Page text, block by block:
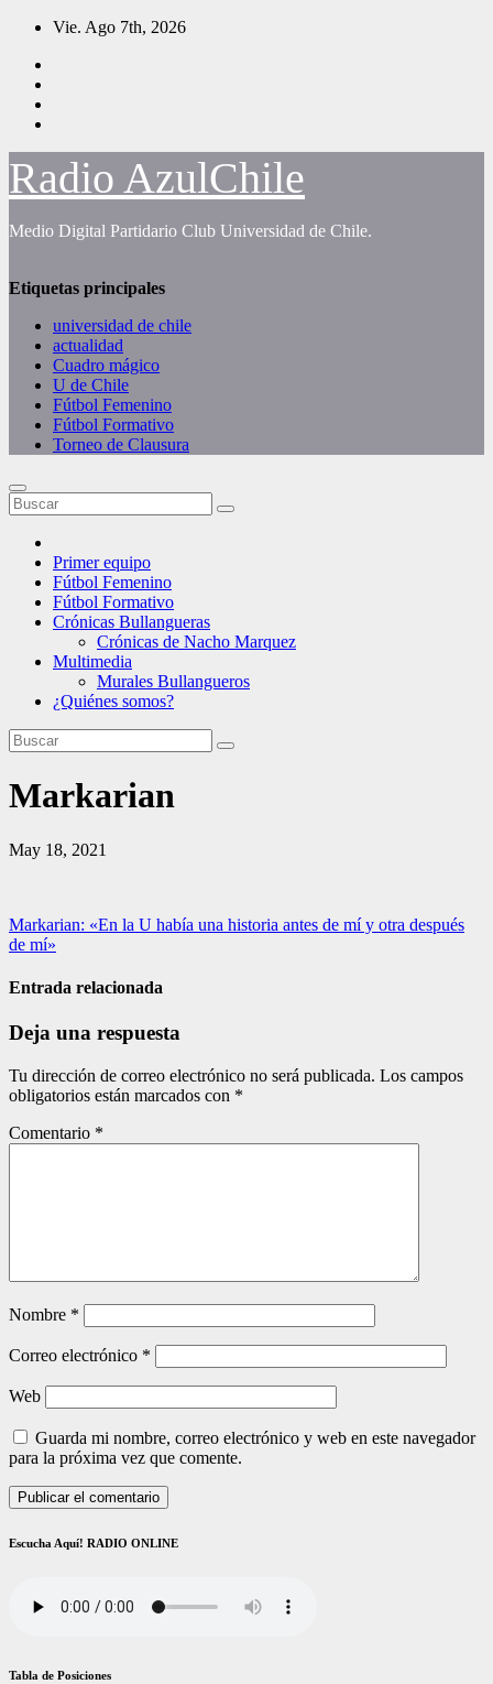
Saltar
contenido
Vie. Ago 7th, 2026
Radio AzulChile
Medio Digital Partidario Club Universidad de Chile.
Etiquetas principales
universidad de chile
actualidad
Cuadro mágico
U de Chile
Fútbol Femenino
Fútbol Formativo
Torneo de Clausura
Primer equipo
Fútbol Femenino
Fútbol Formativo
Crónicas Bullangueras
Crónicas de Nacho Marquez
Multimedia
Murales Bullangueros
¿Quiénes somos?
Markarian
May 18, 2021
Navegación
de
entradas
Markarian: «En la U había una historia antes de mí y otra después
de mí»
Entrada relacionada
Deja una respuesta
Tu dirección de correo electrónico no será publicada. Los campos
obligatorios están marcados con *
Comentario *
Nombre *
Correo electrónico *
Web
Guarda mi nombre, correo electrónico y web en este navegador
para la próxima vez que comente.
Escucha Aquí! RADIO ONLINE
Tabla de Posiciones